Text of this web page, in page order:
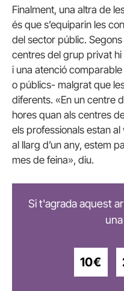
Finalment, una altra de
és que s’equiparin les
del sector públic.
centres del grup privat
i una atenció
o públics- malgrat que
diferents. «En un centre
hores quan als centres
els professionals estan
al llarg d’un any, estem
mes de feina», diu.
Si t'agrada aquest
10€